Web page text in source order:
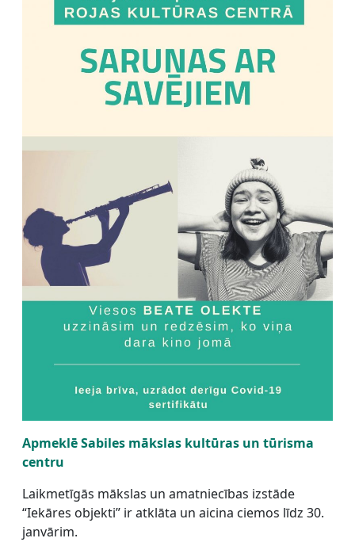
Apmeklē Sabiles mākslas kultūras un tūrisma
centru
Laikmetīgās mākslas un amatniecības izstāde
“Iekāres objekti” ir atklāta un aicina ciemos līdz 30.
janvārim.